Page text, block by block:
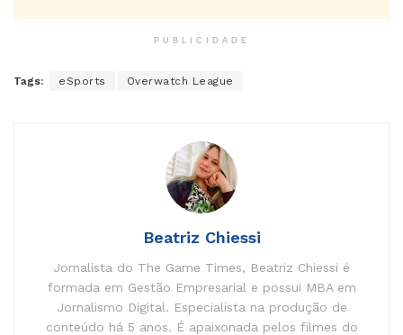
PUBLICIDADE
Tags: eSports Overwatch League
Beatriz Chiessi
Jornalista do The Game Times, Beatriz Chiessi é
formada em Gestão Empresarial e possui MBA em
Jornalismo Digital. Especialista na produção de
conteúdo há 5 anos. É apaixonada pelos filmes do